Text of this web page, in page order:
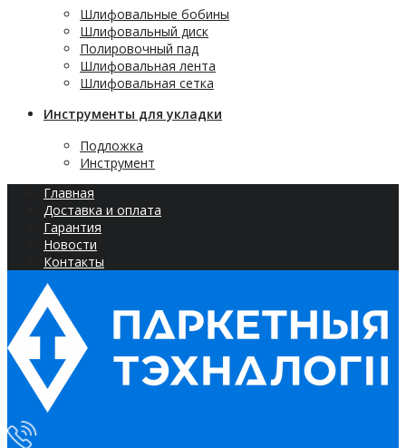
Шлифовальные бобины
Шлифовальный диск
Полировочный пад
Шлифовальная лента
Шлифовальная сетка
Инструменты для укладки
Подложка
Инструмент
Главная
Доставка и оплата
Гарантия
Новости
Контакты